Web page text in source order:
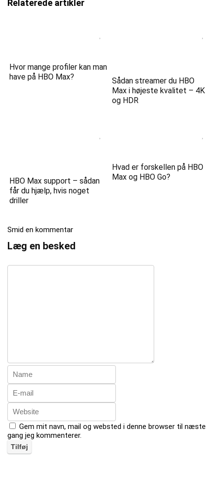
Relaterede artikler
Hvor mange profiler kan man
have på HBO Max?
Sådan streamer du HBO
Max i højeste kvalitet – 4K
og HDR
HBO Max support – sådan
får du hjælp, hvis noget
driller
Hvad er forskellen på HBO
Max og HBO Go?
Smid en kommentar
Læg en besked
Gem mit navn, mail og websted i denne browser til næste
gang jeg kommenterer.